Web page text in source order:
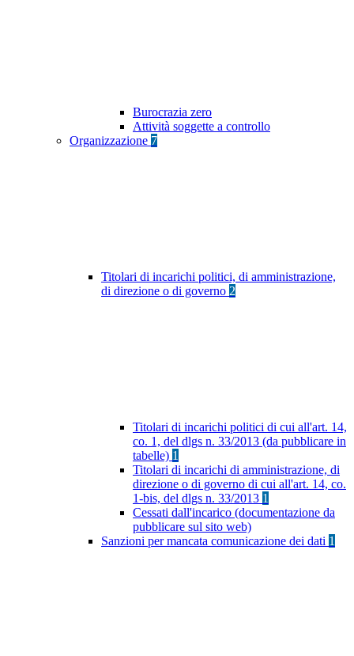
Burocrazia zero
Attività soggette a controllo
Organizzazione 7
Titolari di incarichi politici, di amministrazione,
di direzione o di governo 2
Titolari di incarichi politici di cui all'art. 14,
co. 1, del dlgs n. 33/2013 (da pubblicare in
tabelle) 1
Titolari di incarichi di amministrazione, di
direzione o di governo di cui all'art. 14, co.
1-bis, del dlgs n. 33/2013 1
Cessati dall'incarico (documentazione da
pubblicare sul sito web)
Sanzioni per mancata comunicazione dei dati 1